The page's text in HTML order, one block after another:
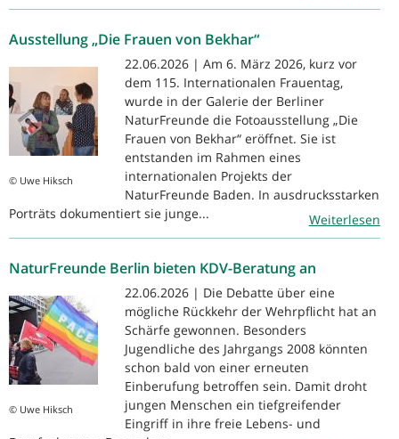
Ausstellung „Die Frauen von Bekhar“
© Uwe Hiksch
22.06.2026 | Am 6. März 2026, kurz vor
dem 115. Internationalen Frauentag,
wurde in der Galerie der Berliner
NaturFreunde die Fotoausstellung „Die
Frauen von Bekhar“ eröffnet. Sie ist
entstanden im Rahmen eines
internationalen Projekts der
NaturFreunde Baden. In ausdrucksstarken
Porträts dokumentiert sie junge...
Weiterlesen
NaturFreunde Berlin bieten KDV-Beratung an
© Uwe Hiksch
22.06.2026 | Die Debatte über eine
mögliche Rückkehr der Wehrpflicht hat an
Schärfe gewonnen. Besonders
Jugendliche des Jahrgangs 2008 könnten
schon bald von einer erneuten
Einberufung betroffen sein. Damit droht
jungen Menschen ein tiefgreifender
Eingriff in ihre freie Lebens- und